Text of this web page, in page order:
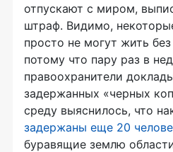
отпускают с миром,
штраф. Видимо,
просто не могут жить без
потому что пару раз в
правоохранители
задержанных «черных
среду выяснилось, что
задержаны еще 20
буравящие землю